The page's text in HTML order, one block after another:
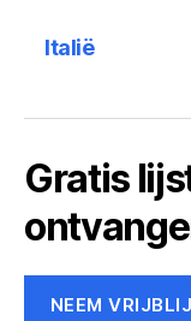
Italië
Gratis
NEEM